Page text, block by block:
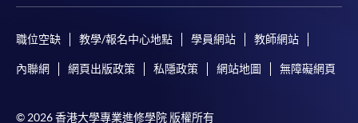
職位空缺 教學/報名中心地點 學員網站 教師網站
內聯網 網頁出版政策 私隱政策 網站地圖 無障礙網頁
© 2026 香港大學專業進修學院 版權所有